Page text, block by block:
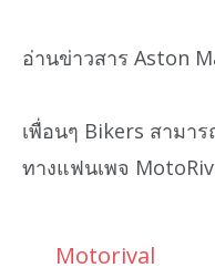
อ่านข่าวสาร Aston
เพื่อนๆ Bikers สามา
ทางแฟนเพจ
Motorival